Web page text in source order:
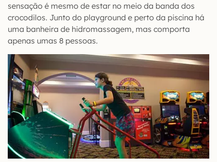
sensação é mesmo de estar no meio da banda dos
crocodilos. Junto do playground e perto da piscina há
uma banheira de hidromassagem, mas comporta
apenas umas 8 pessoas.